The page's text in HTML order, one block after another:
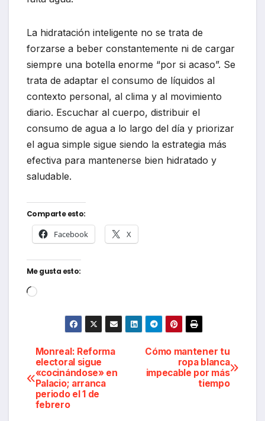
La hidratación inteligente no se trata de
forzarse a beber constantemente ni de cargar
siempre una botella enorme “por si acaso”. Se
trata de adaptar el consumo de líquidos al
contexto personal, al clima y al movimiento
diario. Escuchar al cuerpo, distribuir el
consumo de agua a lo largo del día y priorizar
el agua simple sigue siendo la estrategia más
efectiva para mantenerse bien hidratado y
saludable.
Comparte esto:
Facebook X
Me gusta esto:
Cargando...
Navegación
de
entradas
Cómo mantener tu
ropa blanca
impecable por más
tiempo
Monreal: Reforma
electoral sigue
«cocinándose» en
Palacio; arranca
periodo el 1 de
febrero